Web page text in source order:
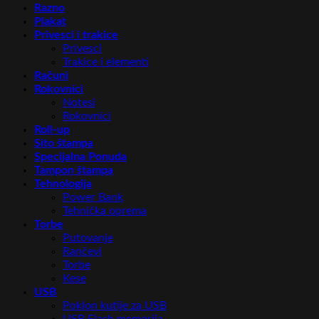
Razno
Plakat
Privesci i trakice
Privesci
Trakice i elementi
Računi
Rokovnici
Notesi
Rokovnici
Roll-up
Sito štampa
Specijalna Ponuda
Tampon štampa
Tehnologija
Power Bank
Tehnička oprema
Torbe
Putovanje
Rančevi
Torbe
Kese
USB
Poklon kutije za USB